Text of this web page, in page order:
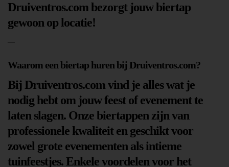
Druiventros.com bezorgt jouw biertap
gewoon op locatie!
—
Waarom een biertap huren bij Druiventros.com?
Bij Druiventros.com vind je alles wat je
nodig hebt om jouw feest of evenement te
laten slagen. Onze biertappen zijn van
professionele kwaliteit en geschikt voor
zowel grote evenementen als intieme
tuinfeestjes. Enkele voordelen voor het